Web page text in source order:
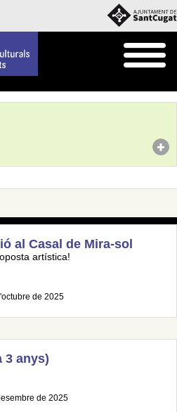
al Casal de Mira-sol
artística!
de 2025
3 anys)
de 2025